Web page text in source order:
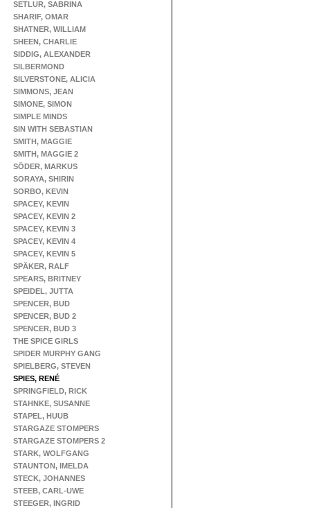
SETLUR, SABRINA
SHARIF, OMAR
SHATNER, WILLIAM
SHEEN, CHARLIE
SIDDIG, ALEXANDER
SILBERMOND
SILVERSTONE, ALICIA
SIMMONS, JEAN
SIMONE, SIMON
SIMPLE MINDS
SIN WITH SEBASTIAN
SMITH, MAGGIE
SMITH, MAGGIE 2
SÖDER, MARKUS
SORAYA, SHIRIN
SORBO, KEVIN
SPACEY, KEVIN
SPACEY, KEVIN 2
SPACEY, KEVIN 3
SPACEY, KEVIN 4
SPACEY, KEVIN 5
SPÄKER, RALF
SPEARS, BRITNEY
SPEIDEL, JUTTA
SPENCER, BUD
SPENCER, BUD 2
SPENCER, BUD 3
THE SPICE GIRLS
SPIDER MURPHY GANG
SPIELBERG, STEVEN
SPIES, RENÉ
SPRINGFIELD, RICK
STAHNKE, SUSANNE
STAPEL, HUUB
STARGAZE STOMPERS
STARGAZE STOMPERS 2
STARK, WOLFGANG
STAUNTON, IMELDA
STECK, JOHANNES
STEEB, CARL-UWE
STEEGER, INGRID